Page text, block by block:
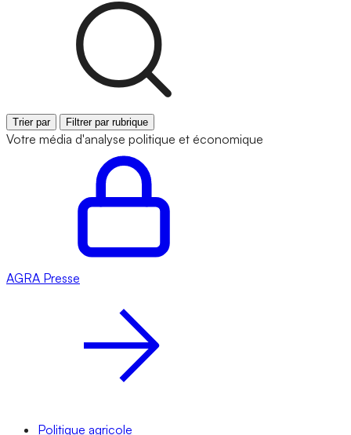
Trier par Filtrer par rubrique
Votre média d'analyse politique et économique
AGRA Presse
Politique agricole